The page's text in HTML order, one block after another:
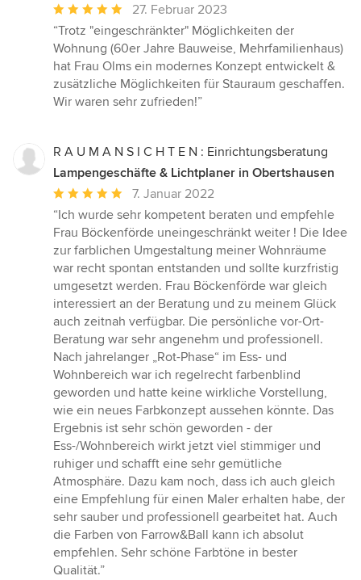
Durchschnittliche
Bewertung:
5
von
5
Sternen
27. Februar 2023
“Trotz "eingeschränkter" Möglichkeiten der
Wohnung (60er Jahre Bauweise, Mehrfamilienhaus)
hat Frau Olms ein modernes Konzept entwickelt &
zusätzliche Möglichkeiten für Stauraum geschaffen.
Wir waren sehr zufrieden!”
R A U M A N S I C H T E N : Einrichtungsberatung
Lampengeschäfte & Lichtplaner in Obertshausen
Durchschnittliche
Bewertung:
5
von
5
Sternen
7. Januar 2022
“Ich wurde sehr kompetent beraten und empfehle
Frau Böckenförde uneingeschränkt weiter ! Die Idee
zur farblichen Umgestaltung meiner Wohnräume
war recht spontan entstanden und sollte kurzfristig
umgesetzt werden. Frau Böckenförde war gleich
interessiert an der Beratung und zu meinem Glück
auch zeitnah verfügbar. Die persönliche vor-Ort-
Beratung war sehr angenehm und professionell.
Nach jahrelanger „Rot-Phase“ im Ess- und
Wohnbereich war ich regelrecht farbenblind
geworden und hatte keine wirkliche Vorstellung,
wie ein neues Farbkonzept aussehen könnte. Das
Ergebnis ist sehr schön geworden - der
Ess-/Wohnbereich wirkt jetzt viel stimmiger und
ruhiger und schafft eine sehr gemütliche
Atmosphäre. Dazu kam noch, dass ich auch gleich
eine Empfehlung für einen Maler erhalten habe, der
sehr sauber und professionell gearbeitet hat. Auch
die Farben von Farrow&Ball kann ich absolut
empfehlen. Sehr schöne Farbtöne in bester
Qualität.”